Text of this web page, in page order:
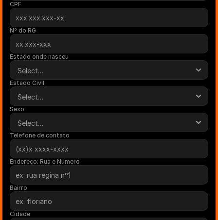
CPF
Nº do RG
Estado onde nasceu
Estado Civil
Sexo
Telefone de contato
Endereço: Rua e Número
Bairro
Cidade